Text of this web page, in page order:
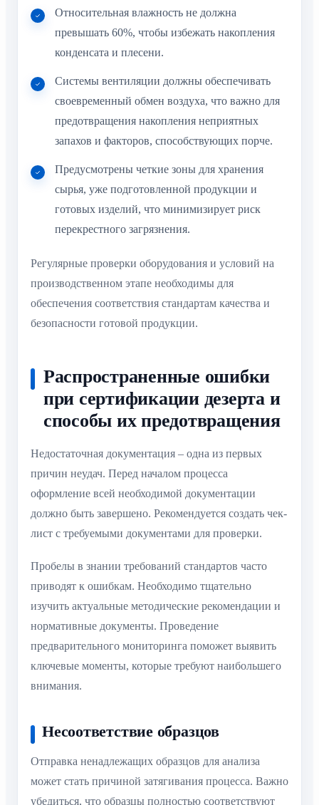
Относительная влажность не должна
превышать 60%, чтобы избежать накопления
конденсата и плесени.
Системы вентиляции должны обеспечивать
своевременный обмен воздуха, что важно для
предотвращения накопления неприятных
запахов и факторов, способствующих порче.
Предусмотрены четкие зоны для хранения
сырья, уже подготовленной продукции и
готовых изделий, что минимизирует риск
перекрестного загрязнения.
Регулярные проверки оборудования и условий на
производственном этапе необходимы для
обеспечения соответствия стандартам качества и
безопасности готовой продукции.
Распространенные ошибки
при сертификации дезерта и
способы их предотвращения
Недостаточная документация – одна из первых
причин неудач. Перед началом процесса
оформление всей необходимой документации
должно быть завершено. Рекомендуется создать чек-
лист с требуемыми документами для проверки.
Пробелы в знании требований стандартов часто
приводят к ошибкам. Необходимо тщательно
изучить актуальные методические рекомендации и
нормативные документы. Проведение
предварительного мониторинга поможет выявить
ключевые моменты, которые требуют наибольшего
внимания.
Несоответствие образцов
Отправка ненадлежащих образцов для анализа
может стать причиной затягивания процесса. Важно
убедиться, что образцы полностью соответствуют